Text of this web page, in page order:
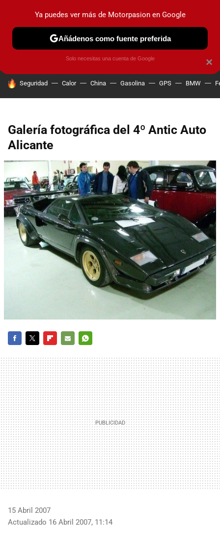
PRUEBAS COCHES ELÉCTRICOS OBSERVATORIO
HOY SE HABLA DE
Seguridad Calor China Gasolina GPS BMW
Galería fotográfica del 4º Antic Auto
Alicante
MAIL
15 Abril 2007
Actualizado 16 Abril 2007, 11:14
×
Ya puedes ver más de Motorpasion en Google
Añádenos como fuente preferida
Solo necesitas una cuenta de Google